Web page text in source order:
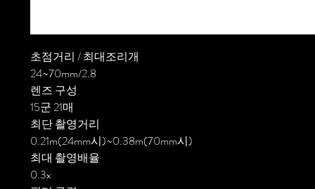
초점거리 / 최대조리개
24~70mm/2.8
렌즈 구성
15군 21매
최단 촬영거리
0.21m(24mm시)~0.38m(70mm시)
최대 촬영배율
0.3x